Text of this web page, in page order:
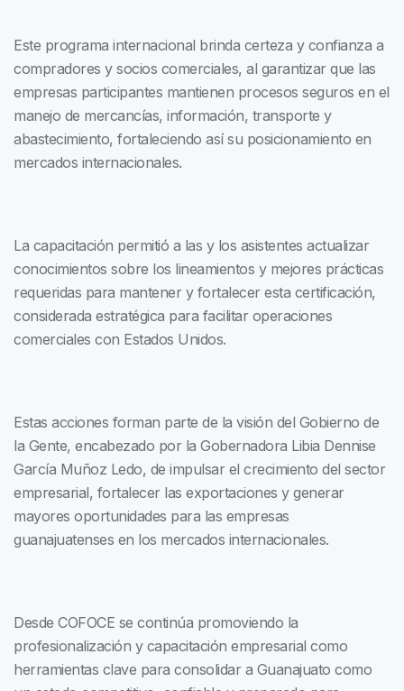
Este programa internacional brinda certeza y confianza a
compradores y socios comerciales, al garantizar que las
empresas participantes mantienen procesos seguros en el
manejo de mercancías, información, transporte y
abastecimiento, fortaleciendo así su posicionamiento en
mercados internacionales.
La capacitación permitió a las y los asistentes actualizar
conocimientos sobre los lineamientos y mejores prácticas
requeridas para mantener y fortalecer esta certificación,
considerada estratégica para facilitar operaciones
comerciales con Estados Unidos.
Estas acciones forman parte de la visión del Gobierno de
la Gente, encabezado por la Gobernadora Libia Dennise
García Muñoz Ledo, de impulsar el crecimiento del sector
empresarial, fortalecer las exportaciones y generar
mayores oportunidades para las empresas
guanajuatenses en los mercados internacionales.
Desde COFOCE se continúa promoviendo la
profesionalización y capacitación empresarial como
herramientas clave para consolidar a Guanajuato como